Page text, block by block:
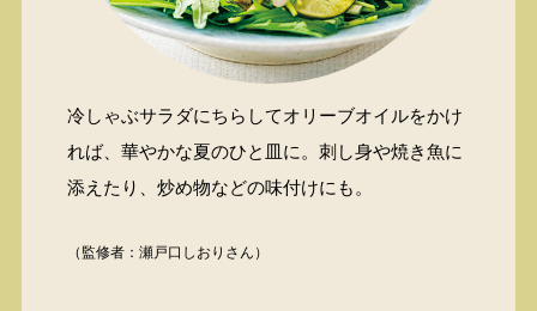
冷しゃぶサラダにちらしてオリーブオイルをかけ
れば、華やかな夏のひと皿に。刺し身や焼き魚に
添えたり、炒め物などの味付けにも。
（監修者：瀬戸口しおりさん）